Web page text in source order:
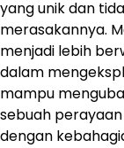
yang unik dan
merasakannya.
menjadi lebih
dalam
mampu
sebuah
dengan